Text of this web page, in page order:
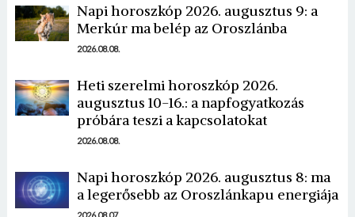
Napi horoszkóp 2026. augusztus 9: a
Merkúr ma belép az Oroszlánba
2026.08.08.
Heti szerelmi horoszkóp 2026.
augusztus 10-16.: a napfogyatkozás
próbára teszi a kapcsolatokat
2026.08.08.
Napi horoszkóp 2026. augusztus 8: ma
a legerősebb az Oroszlánkapu energiája
Borsonline bejelentkezés